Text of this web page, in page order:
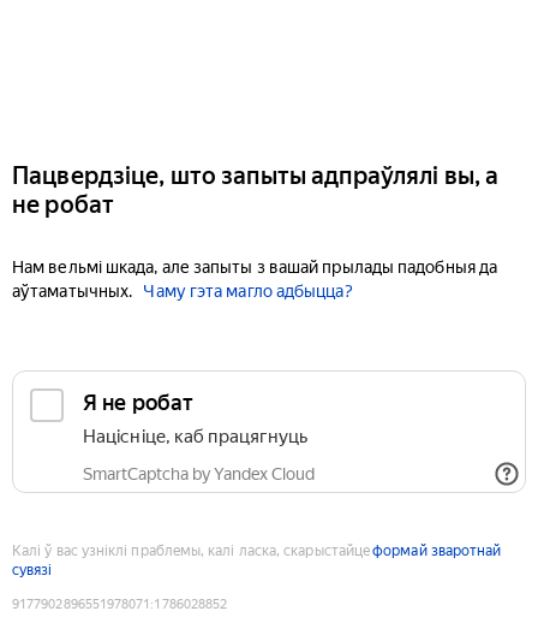
Пацвердзіце, што запыты адпраўлялі вы, а
не робат
Нам вельмі шкада, але запыты з вашай прылады падобныя да
аўтаматычных.
Чаму гэта магло адбыцца?
Я не робат
Націсніце, каб працягнуць
SmartCaptcha by Yandex Cloud
Калі ў вас узніклі праблемы, калі ласка, скарыстайцеформай зваротнай
сувязі
9177902896551978071 :1786028852